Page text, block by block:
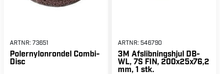
ARTNR: 73651
Polernylonrondel Combi-
Disc
ARTNR: 546790
3M Afslibningshjul DB-
WL, 7S FIN, 200x25x76,2
mm, 1 stk.